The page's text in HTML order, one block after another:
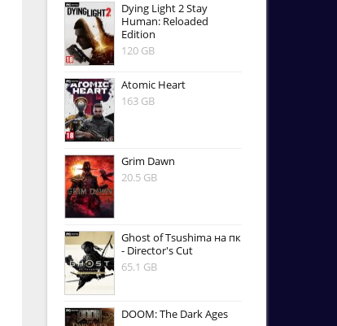
Dying Light 2 Stay
Human: Reloaded
Edition
120 GB
Atomic Heart
163 GB
Grim Dawn
20.5 GB
Ghost of Tsushima на пк
- Director's Cut
65.1 GB
DOOM: The Dark Ages